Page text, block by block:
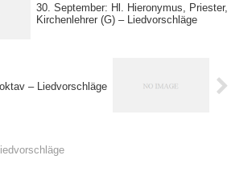
30. September: Hl. Hieronymus, Priester,
Kirchenlehrer (G) – Liedvorschläge
– Liedvorschläge